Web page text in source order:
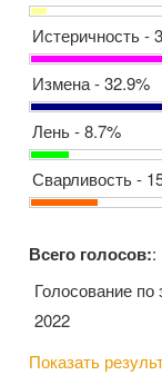
Истеричность -
Измена - 32.9%
Лень - 8.7%
Сварливость -
Всего голосов::
Голосование по
2022
Показать